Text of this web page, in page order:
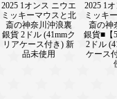
2025 1オンス ニウエ
ミッキーマウスと北
斎の神奈川沖浪裏
銀貨 2ドル (41mmク
リアケース付き) 新
品未使用
2025 1
ミッキ
斎の神
銀貨■【
2ドル
ケース